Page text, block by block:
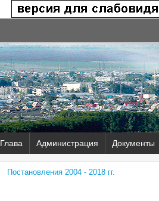
Глава Администрация Документы
Постановления 2004 - 2018 гг.